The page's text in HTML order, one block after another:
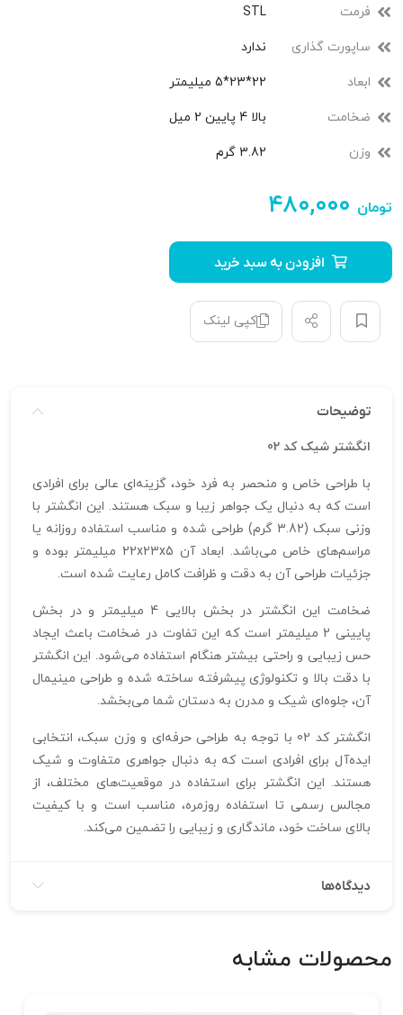
فرمت STL
ساپورت گذاری ندارد
ابعاد 22*23*5 میلیمتر
ضخامت بالا 4 پایین 2 میل
وزن 3.82 گرم
۴۸۰,۰۰۰ تومان
افزودن به سبد خرید
کپی لینک
توضیحات
انگشتر شیک کد 02
با طراحی خاص و منحصر به فرد خود، گزینه‌ای عالی برای افرادی
است که به دنبال یک جواهر زیبا و سبک هستند. این انگشتر با
وزنی سبک (3.82 گرم) طراحی شده و مناسب استفاده روزانه یا
مراسم‌های خاص می‌باشد. ابعاد آن 22x23x5 میلیمتر بوده و
جزئیات طراحی آن به دقت و ظرافت کامل رعایت شده است.
ضخامت این انگشتر در بخش بالایی 4 میلیمتر و در بخش
پایینی 2 میلیمتر است که این تفاوت در ضخامت باعث ایجاد
حس زیبایی و راحتی بیشتر هنگام استفاده می‌شود. این انگشتر
با دقت بالا و تکنولوژی پیشرفته ساخته شده و طراحی مینیمال
آن، جلوه‌ای شیک و مدرن به دستان شما می‌بخشد.
انگشتر کد 02 با توجه به طراحی حرفه‌ای و وزن سبک، انتخابی
ایده‌آل برای افرادی است که به دنبال جواهری متفاوت و شیک
هستند. این انگشتر برای استفاده در موقعیت‌های مختلف، از
مجالس رسمی تا استفاده روزمره، مناسب است و با کیفیت
بالای ساخت خود، ماندگاری و زیبایی را تضمین می‌کند.
دیدگاه‌ها
محصولات مشابه